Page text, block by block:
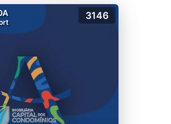
3146